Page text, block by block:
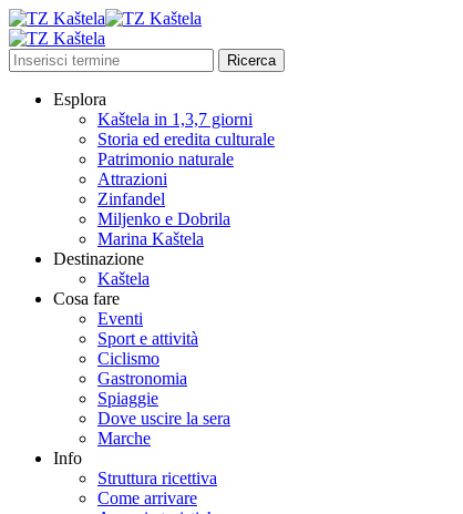
Esplora
Kaštela in 1,3,7 giorni
Storia ed eredita culturale
Patrimonio naturale
Attrazioni
Zinfandel
Miljenko e Dobrila
Marina Kaštela
Destinazione
Kaštela
Cosa fare
Eventi
Sport e attività
Ciclismo
Gastronomia
Spiaggie
Dove uscire la sera
Marche
Info
Struttura ricettiva
Come arrivare